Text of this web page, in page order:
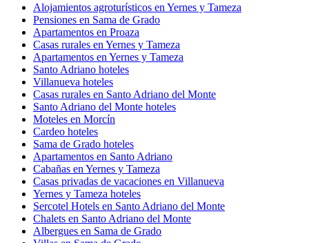
Alojamientos agroturísticos en Yernes y Tameza
Pensiones en Sama de Grado
Apartamentos en Proaza
Casas rurales en Yernes y Tameza
Apartamentos en Yernes y Tameza
Santo Adriano hoteles
Villanueva hoteles
Casas rurales en Santo Adriano del Monte
Santo Adriano del Monte hoteles
Moteles en Morcín
Cardeo hoteles
Sama de Grado hoteles
Apartamentos en Santo Adriano
Cabañas en Yernes y Tameza
Casas privadas de vacaciones en Villanueva
Yernes y Tameza hoteles
Sercotel Hotels en Santo Adriano del Monte
Chalets en Santo Adriano del Monte
Albergues en Sama de Grado